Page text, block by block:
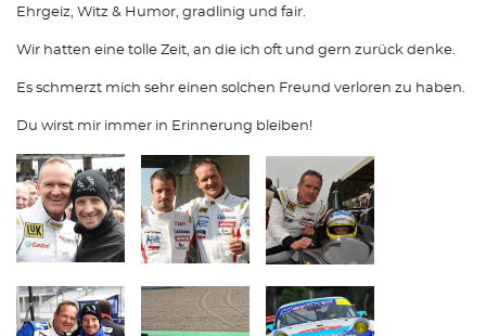
Ehrgeiz, Witz & Humor, gradlinig und fair.
Wir hatten eine tolle Zeit, an die ich oft und gern zurück denke.
Es schmerzt mich sehr einen solchen Freund verloren zu haben.
Du wirst mir immer in Erinnerung bleiben!